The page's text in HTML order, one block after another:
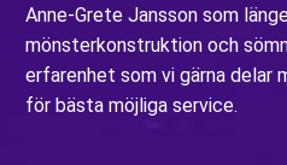
Anne-Grete Jansson som
mönsterkonstruktion och
erfarenhet som vi gärna delar
för bästa möjliga service.